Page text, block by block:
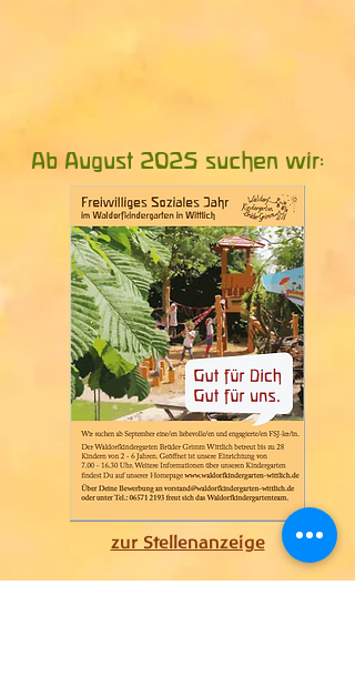
Ab August 2025 suchen wir:
zur Stellenanzeige